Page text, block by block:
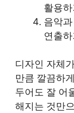
활용하
음악
연출하
디자인 자체
만큼 깔끔하
두어도 잘 어
해지는 것만